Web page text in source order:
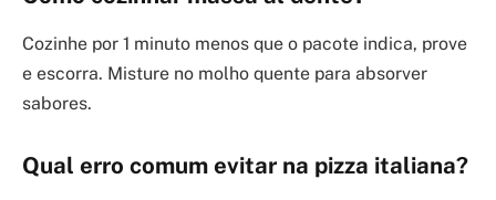
Cozinhe por 1 minuto menos que o pacote indica, prove
e escorra. Misture no molho quente para absorver
sabores.
Qual erro comum evitar na pizza italiana?